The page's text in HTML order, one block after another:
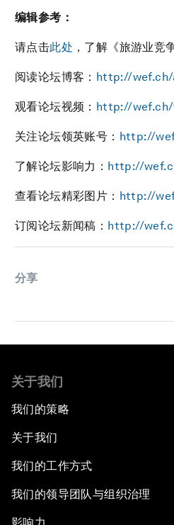
编辑参考：
请点击此处 ，了解《旅游业竞
阅读论坛博客： http://wef.ch/
观看论坛视频： http://
关注论坛领英账号： http://
了解论坛影响力： http://
查看论坛精彩图片： http://
订阅论坛新闻稿： http://
分享
关于我们
我们的策略
关于我们
我们的工作方式
我们的领导团队与组织治理